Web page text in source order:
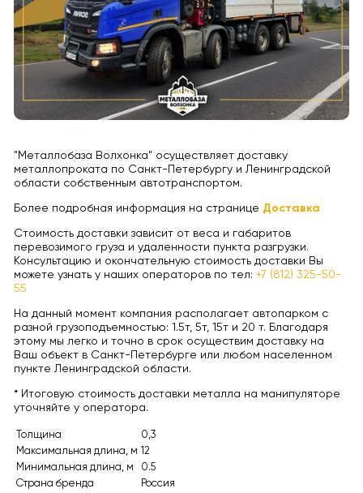
"Металлобаза Волхонка" осуществляет доставку
металлопроката по Санкт-Петербургу и Ленинградской
области собственным автотранспортом.
Более подробная информация на странице Доставка
Стоимость доставки зависит от веса и габаритов
перевозимого груза и удаленности пункта разгрузки.
Консультацию и окончательную стоимость доставки Вы
можете узнать у наших операторов по тел: +7 (812) 325-50-
55
На данный момент компания располагает автопарком с
разной грузоподъемностью: 1.5т, 5т, 15т и 20 т. Благодаря
этому мы легко и точно в срок осуществим доставку на
Ваш объект в Санкт-Петербурге или любом населенном
пункте Ленинградской области.
* Итоговую стоимость доставки металла на манипуляторе
уточняйте у оператора.
Толщина
0,3
Максимальная длина, м 12
Минимальная длина, м
0.5
Страна бренда
Россия